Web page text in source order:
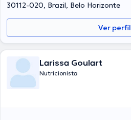
30112-020, Brazil, Belo Horizonte
Ver perfil
Larissa Goulart
Nutricionista